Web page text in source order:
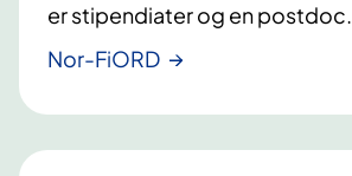
er stipendiater og en postdoc.
Nor-FiORD